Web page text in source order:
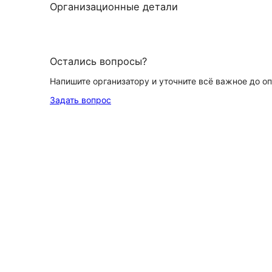
Организационные детали
Остались вопросы?
Напишите организатору и уточните всё важное до
Задать вопрос